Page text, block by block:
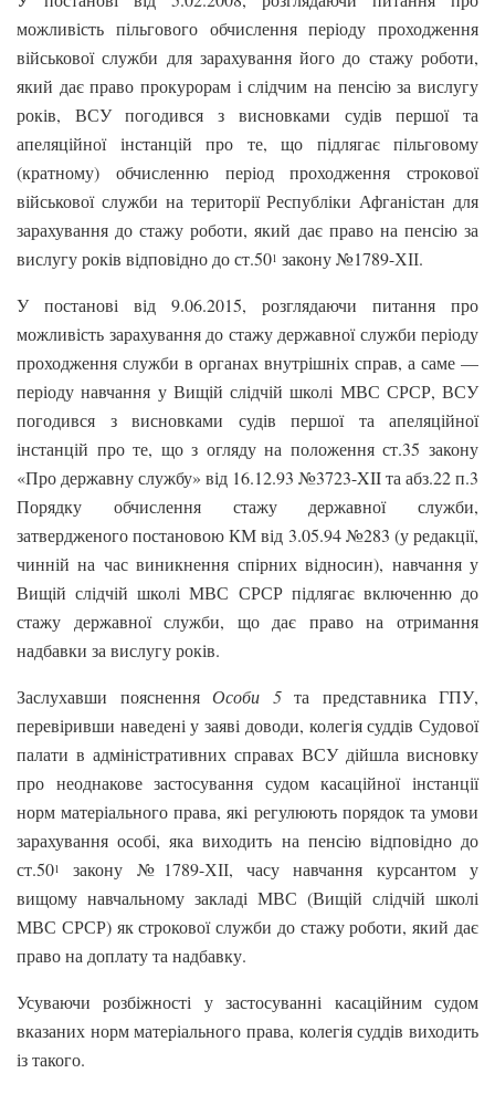
можливість пільгового обчислення періоду проходження
військової служби для зарахування його до стажу роботи,
який дає право прокурорам і слідчим на пенсію за вислугу
років, ВСУ погодився з висновками судів першої та
апеляційної інстанцій про те, що підлягає пільговому
(кратному) обчисленню період проходження строкової
військової служби на території Республіки Афганістан для
зарахування до стажу роботи, який дає право на пенсію за
вислугу років відповідно до ст.501 закону №1789-ХІІ.
У постанові від 9.06.2015, розглядаючи питання про
можливість зарахування до стажу державної служби періоду
проходження служби в органах внутрішніх справ, а саме —
періоду навчання у Вищій слідчій школі МВС СРСР, ВСУ
погодився з висновками судів першої та апеляційної
інстанцій про те, що з огляду на положення ст.35 закону
«Про державну службу» від 16.12.93 №3723-XII та абз.22 п.3
Порядку обчислення стажу державної служби,
затвердженого постановою КМ від 3.05.94 №283 (у редакції,
чинній на час виникнення спірних відносин), навчання у
Вищій слідчій школі МВС СРСР підлягає включенню до
стажу державної служби, що дає право на отримання
надбавки за вислугу років.
Заслухавши пояснення Особи 5та представника ГПУ,
перевіривши наведені у заяві доводи, колегія суддів Судової
палати в адміністративних справах ВСУ дійшла висновку
про неоднакове застосування судом касаційної інстанції
норм матеріального права, які регулюють порядок та умови
зарахування особі, яка виходить на пенсію відповідно до
ст.501
закону №1789-ХІІ, часу навчання курсантом у
вищому навчальному закладі МВС (Вищій слідчій школі
МВС СРСР) як строкової служби до стажу роботи, який дає
право на доплату та надбавку.
Усуваючи розбіжності у застосуванні касаційним судом
вказаних норм матеріального права, колегія суддів виходить
із такого.